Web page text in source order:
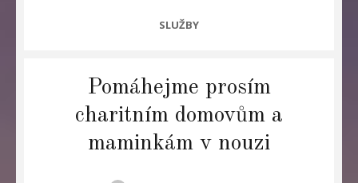
CATEGORIES
SLUŽBY
Pomáhejme prosím
charitním domovům a
maminkám v nouzi